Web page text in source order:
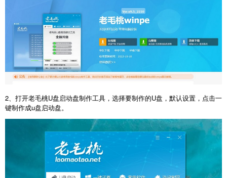
2、打开老毛桃U盘启动盘制作工具，选择要制作的U盘，默认设置，点击一
键制作成u盘启动盘。